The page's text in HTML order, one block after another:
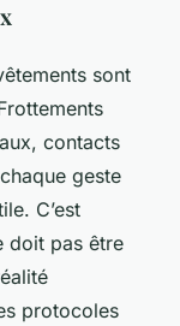
sont
contacts
geste
C’est
doit pas être
protocoles